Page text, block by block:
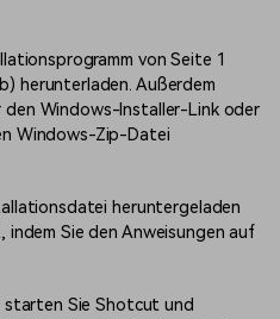
von Seite 1
herunterladen. Außerdem
den Windows-Installer-Link oder
Windows-Zip-Datei
heruntergeladen
Sie den Anweisungen auf
Sie Shotcut und